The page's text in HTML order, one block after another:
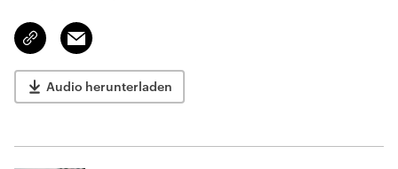
Link
kopieren/teilen
Email
Audio herunterladen